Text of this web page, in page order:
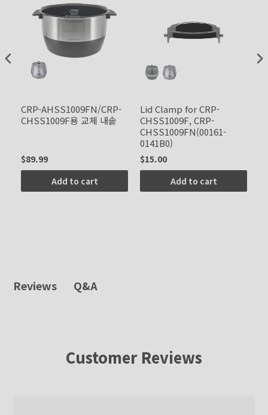
CRP-AHSS1009FN/CRP-
CHSS1009F용 교체 내솥
$89.99
Add to cart
Lid Clamp for CRP-
CHSS1009F, CRP-
CHSS1009FN(00161-
0141B0)
$15.00
Add to cart
Reviews Q&A
Customer Reviews